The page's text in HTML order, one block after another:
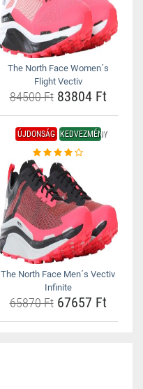
The North Face Women´s
Flight Vectiv
84500 Ft83804 Ft
ÚJDONSÁG KEDVEZMÉNY
The North Face Men´s Vectiv
Infinite
65870 Ft67657 Ft